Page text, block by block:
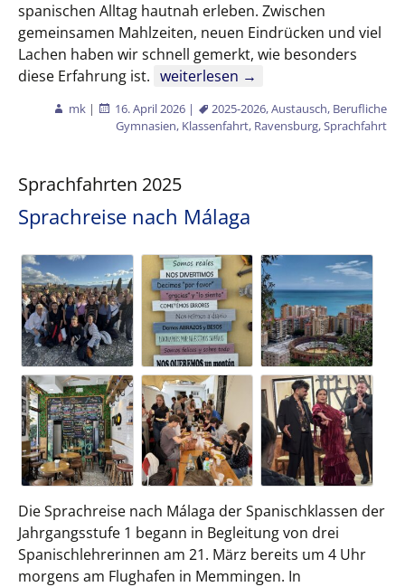
spanischen Alltag hautnah erleben. Zwischen
gemeinsamen Mahlzeiten, neuen Eindrücken und viel
Lachen haben wir schnell gemerkt, wie besonders
diese Erfahrung ist. Spanien, Sonne und unvergessliche
weiterlesen →
mk | 16. April 2026 | 2025-2026,Austausch, Berufliche
Gymnasien, Klassenfahrt, Ravensburg,Sprachfahrt
Sprachfahrten 2025
Sprachreise nach Málaga
Die Sprachreise nach Málaga der Spanischklassen der
Jahrgangsstufe 1 begann in Begleitung von drei
Spanischlehrerinnen am 21. März bereits um 4 Uhr
morgens am Flughafen in Memmingen. In